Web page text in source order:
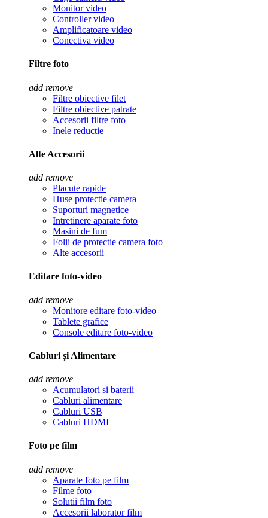
Monitor video
Controller video
Amplificatoare video
Conectiva video
Filtre foto
add remove
Filtre obiective filet
Filtre obiective patrate
Accesorii filtre foto
Inele reductie
Alte Accesorii
add remove
Placute rapide
Huse protectie camera
Suporturi magnetice
Intretinere aparate foto
Masini de fum
Folii de protectie camera foto
Alte accesorii
Editare foto-video
add remove
Monitore editare foto-video
Tablete grafice
Console editare foto-video
Cabluri și Alimentare
add remove
Acumulatori si baterii
Cabluri alimentare
Cabluri USB
Cabluri HDMI
Foto pe film
add remove
Aparate foto pe film
Filme foto
Solutii film foto
Accesorii laborator film